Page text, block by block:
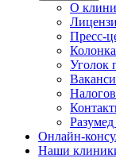
О
Пресс-
Уголок
Онлайн-
Наши